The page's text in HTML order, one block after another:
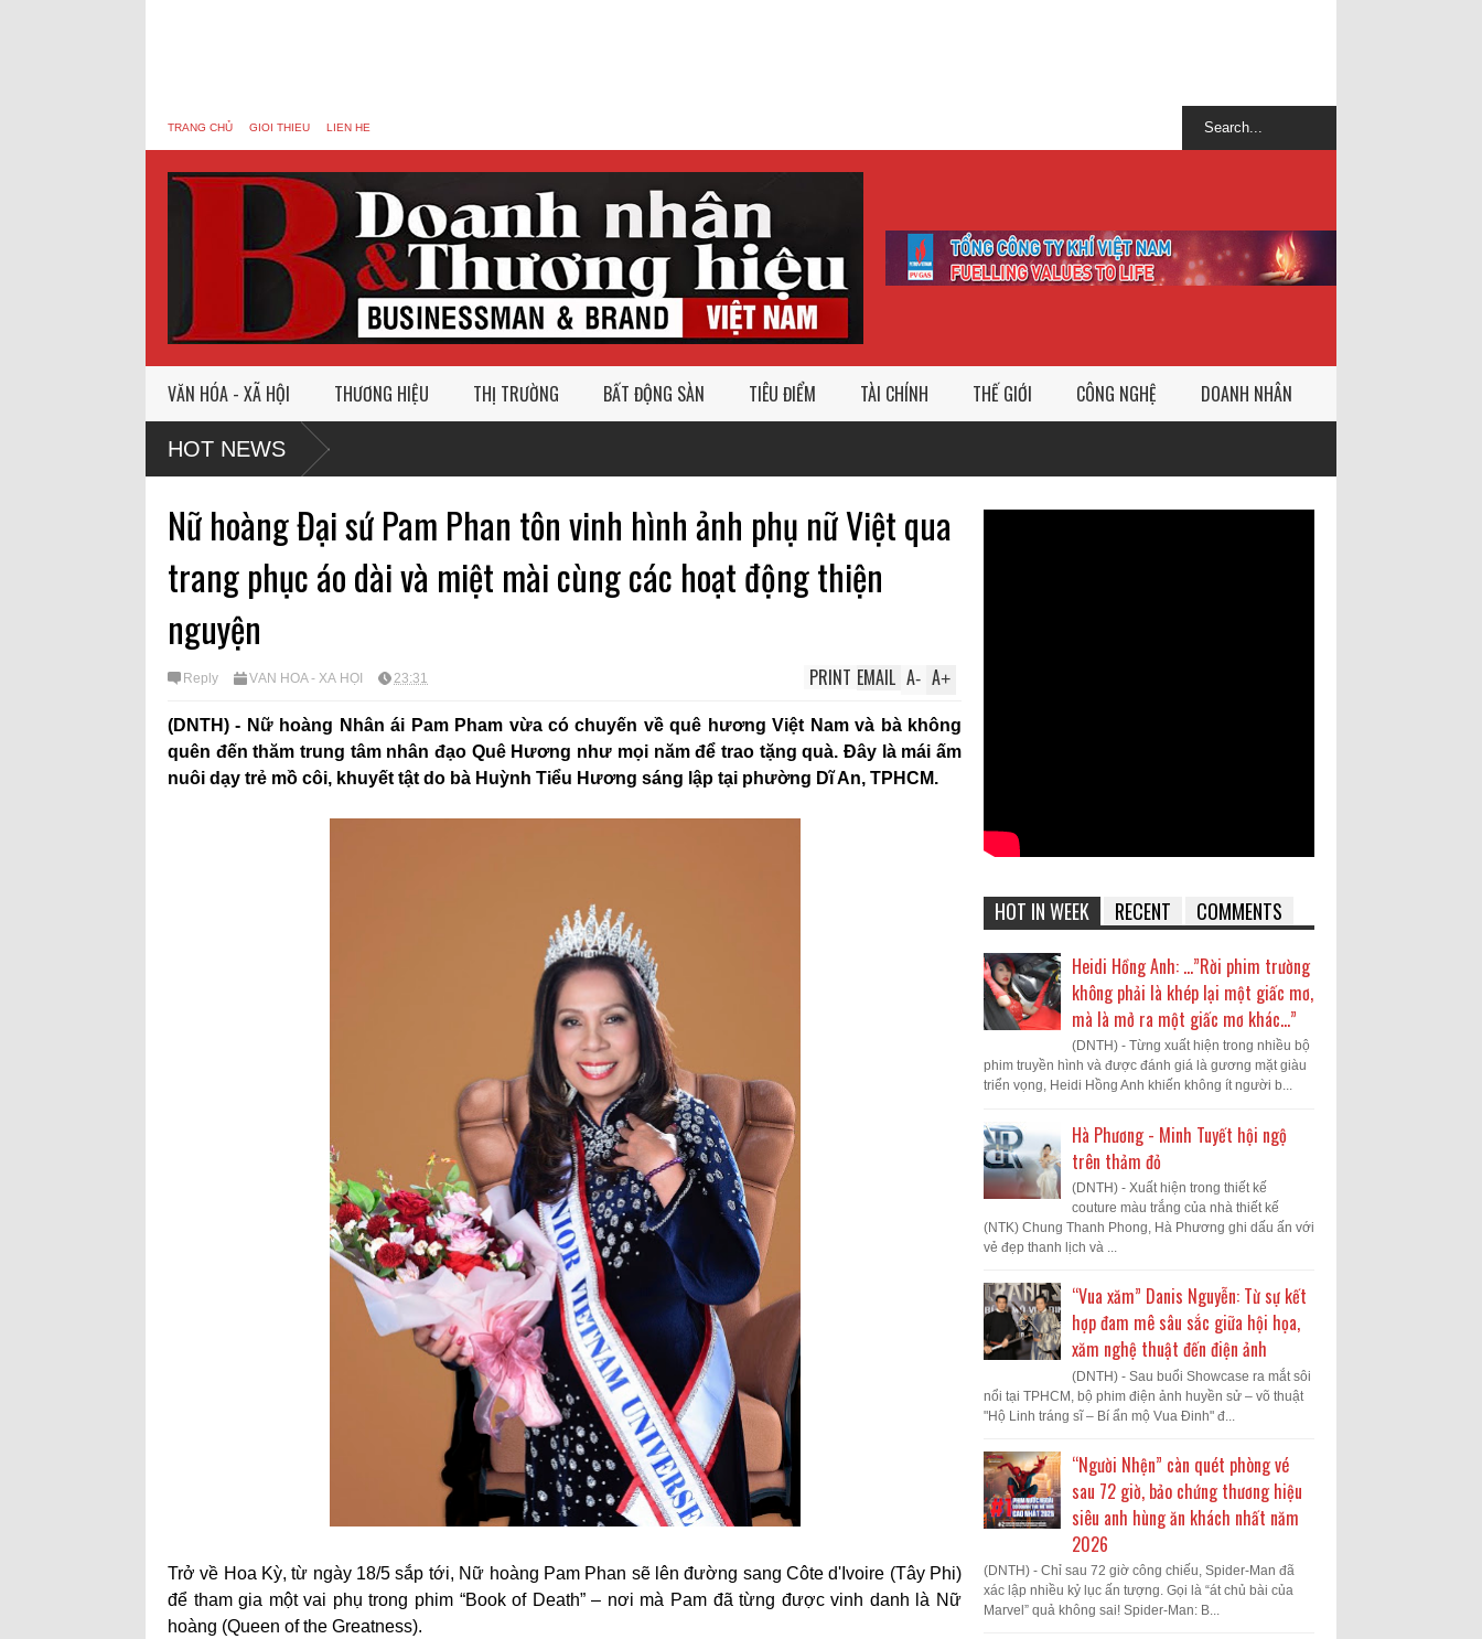
TRANG CHỦ GIOI THIEU LIEN HE
VĂN HÓA - XÃ HỘI THƯƠNG HIỆU THỊ TRƯỜNG BẤT ĐỘNG SÀN TIÊU ĐIỂM TÀI CHÍNH THẾ GIỚI CÔNG NGHỆ DOANH NHÂN
HOT NEWS
Nữ hoàng Đại sứ Pam Phan tôn vinh hình ảnh phụ nữ Việt qua
trang phục áo dài và miệt mài cùng các hoạt động thiện
nguyện
Reply VĂN HÓA - XÃ HỘI 23:31 A+
A-
EMAIL
PRINT
(DNTH) - Nữ hoàng Nhân ái Pam Pham vừa có chuyến về quê hương Việt Nam và bà không
quên đến thăm trung tâm nhân đạo Quê Hương như mọi năm để trao tặng quà. Đây là mái ấm
nuôi dạy trẻ mồ côi, khuyết tật do bà Huỳnh Tiểu Hương sáng lập tại phường Dĩ An, TPHCM.
Trở về Hoa Kỳ, từ ngày 18/5 sắp tới, Nữ hoàng Pam Phan sẽ lên đường sang Côte d'Ivoire (Tây Phi)
để tham gia một vai phụ trong phim “Book of Death” – nơi mà Pam đã từng được vinh danh là Nữ
hoàng (Queen of the Greatness).
HOT IN WEEK RECENT COMMENTS
Heidi Hồng Anh: …”Rời phim trường
không phải là khép lại một giấc mơ,
mà là mở ra một giấc mơ khác...”
(DNTH) - Từng xuất hiện trong nhiều bộ
phim truyền hình và được đánh giá là gương mặt giàu
triển vọng, Heidi Hồng Anh khiến không ít người b...
Hà Phương - Minh Tuyết hội ngộ
trên thảm đỏ
(DNTH) - Xuất hiện trong thiết kế
couture màu trắng của nhà thiết kế
(NTK) Chung Thanh Phong, Hà Phương ghi dấu ấn với
vẻ đẹp thanh lịch và ...
“Vua xăm” Danis Nguyễn: Từ sự kết
hợp đam mê sâu sắc giữa hội họa,
xăm nghệ thuật đến điện ảnh
(DNTH) - Sau buổi Showcase ra mắt sôi
nổi tại TPHCM, bộ phim điện ảnh huyền sử – võ thuật
"Hộ Linh tráng sĩ – Bí ẩn mộ Vua Đinh" đ...
“Người Nhện” càn quét phòng vé
sau 72 giờ, bảo chứng thương hiệu
siêu anh hùng ăn khách nhất năm
2026
(DNTH) - Chỉ sau 72 giờ công chiếu, Spider-Man đã
xác lập nhiều kỷ lục ấn tượng. Gọi là “át chủ bài của
Marvel” quả không sai! Spider-Man: B...